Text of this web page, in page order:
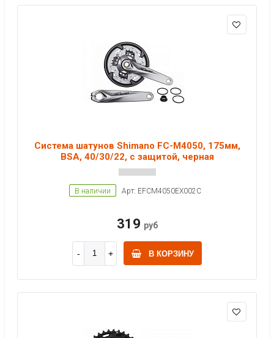
Система шатунов Shimano FC-M4050, 175мм,
BSA, 40/30/22, с защитой, черная
В наличии Арт: EFCM4050EX002C
319 руб
В КОРЗИНУ